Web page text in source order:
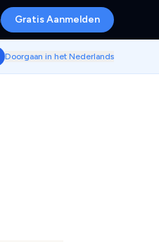
Gratis Aanmelden
Doorgaan in het Nederlands